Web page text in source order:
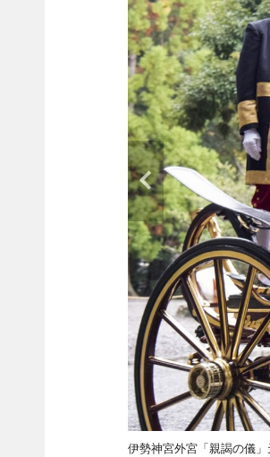
伊勢神宮外宮「親謁の儀